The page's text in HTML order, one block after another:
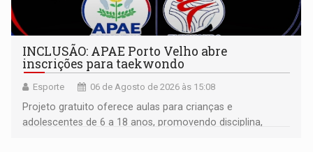
INCLUSÃO: APAE Porto Velho abre
inscrições para taekwondo
Esporte 06 de Agosto de 2026 às 15:08
Projeto gratuito oferece aulas para crianças e
adolescentes de 6 a 18 anos, promovendo disciplina,